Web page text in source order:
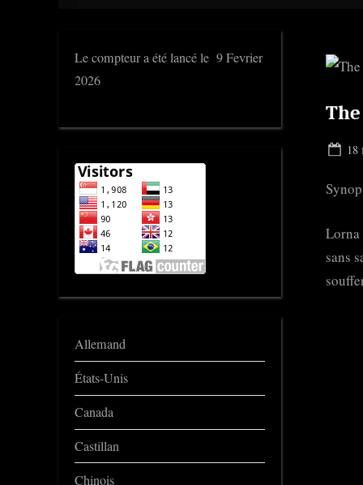
18
Lorna
sans
Le compteur a été lancé le 9 Fevrier
2026
Allemand
États-Unis
Canada
Castillan
Chinois